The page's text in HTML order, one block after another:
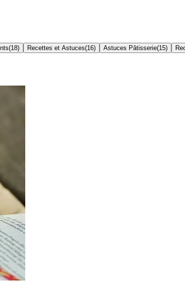
(18) Recettes et Astuces(16) Astuces Pâtisserie(15)